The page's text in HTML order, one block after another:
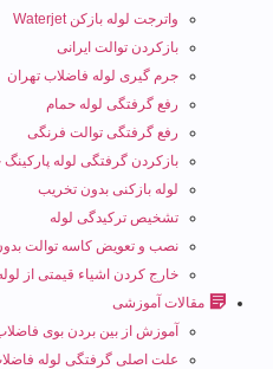
واترجت لوله بازکن Waterjet
بازکردن توالت ایرانی
جرم گیری لوله فاضلاب تهران
رفع گرفتگی لوله حمام
رفع گرفتگی توالت فرنگی
بازکردن گرفتگی لوله پارکینگ
لوله بازکنی بدون تخریب
تشخیص ترکیدگی لوله
نصب و تعویض کاسه توالت بدون
خارج کردن اشیاء قیمتی از لوله
مقالات آموزشی
آموزش از بین بردن بوی فاضلاب
علت اصلی گرفتگی لوله فاضلاب